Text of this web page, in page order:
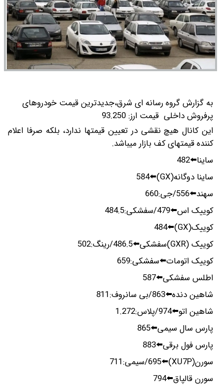
به گزارش گروه رسانه ای شرق،جدیدترین قیمت خودروهای
پرفروش داخلی قیمت ارز: 93.250
این کانال هیچ نقشی در تعیین قیمتها ندارد، بلکه صرفا اعلام
کننده قیمتهای کف بازار میباشد.
ساینا⬅️482
ساینا دوگانه(GX)⬅️584
سهند⬅️556/جی:660
کوییک اس⬅️479/سفشکی:484.5
کوییک(GX)⬅️484
کوییک (GXR)سفشکی⬅️486.5/رینگ:502
کوییک اتومات⬅️سفشکی:659
اطلس سفشکی⬅️587
شاهین دنده⬅️863/بی سانروف:811
شاهین اتو⬅️974/پلاس:1.272
پارس سال سیمی⬅️865
پارس فول برقی⬅️883
سورن(XU7P)⬅️695/سیمی:711
سورن قالپاق⬅️794